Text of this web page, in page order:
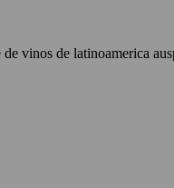
vinos de latinoamerica